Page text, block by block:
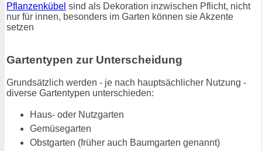
Pflanzenkübel sind als Dekoration inzwischen Pflicht, nicht
nur für innen, besonders im Garten können sie Akzente
setzen
Gartentypen zur Unterscheidung
Grundsätzlich werden - je nach hauptsächlicher Nutzung -
diverse Gartentypen unterschieden:
Haus- oder Nutzgarten
Gemüsegarten
Obstgarten (früher auch Baumgarten genannt)